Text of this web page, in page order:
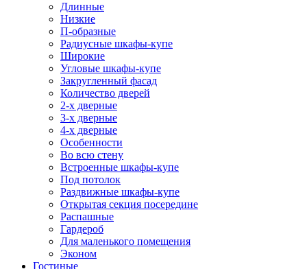
Длинные
Низкие
П-образные
Радиусные шкафы-купе
Широкие
Угловые шкафы-купе
Закругленный фасад
Количество дверей
2-х дверные
3-х дверные
4-х дверные
Особенности
Во всю стену
Встроенные шкафы-купе
Под потолок
Раздвижные шкафы-купе
Открытая секция посередине
Распашные
Гардероб
Для маленького помещения
Эконом
Гостиные